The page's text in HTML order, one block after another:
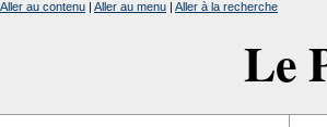
Le
Aller au contenu | Aller au menu | Aller à la recherche